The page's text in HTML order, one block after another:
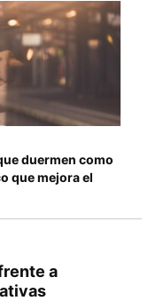
duermen como
que mejora el
a